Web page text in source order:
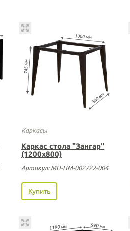
Каркасы
Каркас стола "Зангар"
(1200х800)
Артикул: МП-ПМ-002722-004
Купить